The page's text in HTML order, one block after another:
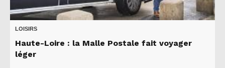
LOISIRS
Haute-Loire : la Malle Postale fait voyager
léger